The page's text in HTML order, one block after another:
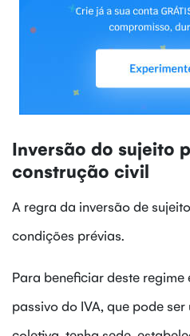
Inversão do sujeito
construção civil
A regra da inversão de
condições prévias.
Para beneficiar deste
passivo do IVA, que pode